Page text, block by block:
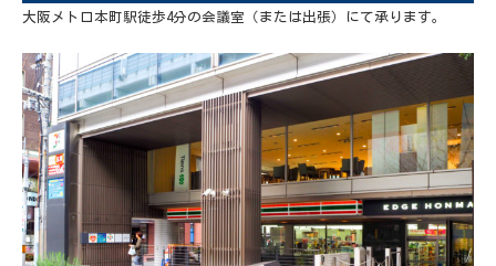
大阪メトロ本町駅徒歩4分の会議室（または出張）にて承ります。